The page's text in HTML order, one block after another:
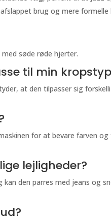
brug og mere formelle
søde røde hjerter.
til min
at den tilpasser sig
for at bevare farven
lejligheder?
den parres med jeans og